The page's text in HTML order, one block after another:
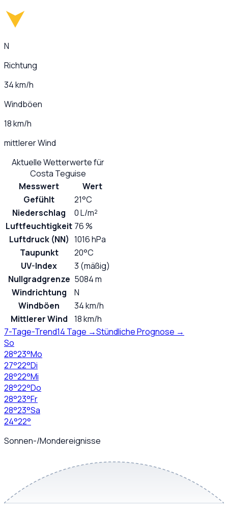
N
Richtung
34 km/h
Windböen
18 km/h
mittlerer Wind
Aktuelle Wetterwerte für
Costa Teguise
Messwert
Wert
Gefühlt
21°C
Niederschlag
0 L/m²
Luftfeuchtigkeit 76 %
Luftdruck (NN) 1016 hPa
Taupunkt
20°C
UV-Index
3 (mäßig)
Nullgradgrenze 5084 m
Windrichtung
N
Windböen
34 km/h
Mittlerer Wind
18 km/h
7-Tage-Trend14 Tage →Stündliche Prognose →
So
28°23°Mo
27°22°Di
28°22°Mi
28°22°Do
28°23°Fr
28°23°Sa
24°22°
Sonnen-/Mondereignisse